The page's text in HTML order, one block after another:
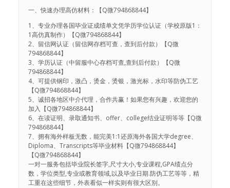
一、快速办理高仿材料：【Q微794868844】
1、专业办理各国毕业证成绩单文凭学历学位认证（学校原版1：
1高仿真制作）【Q微794868844】
2、留信网认证（留信网存档可查，查到后付款）【Q微
794868844】
3、学历认证（中留服中心存档可查,查到后付款）【Q微
794868844】
4、可提供钢印，激凸，烫金，烫银，激光标，水印等防伪工艺
【Q微794868844】
5、诚招各地区中介代理，合作共赢！如果您有兴趣，欢迎您的
加入【Q微794868844】
6、在读证明、录取通知书、offer、college结业证明等等【Q微
794868844】
7、拥有海外样板无数，能完美1:1还原海外各国大学degree、
Diploma、Transcripts等毕业材料【Q微794868844】
【Q微794868844】
一对一服务包括毕业院长签字,尺寸大小,专业课程,GPA绩点分
数，学位类型,专业或教育领域,以及毕业日期.防伪工艺等等，精
工重在这些细节，外表看似一样实则有很大区别。